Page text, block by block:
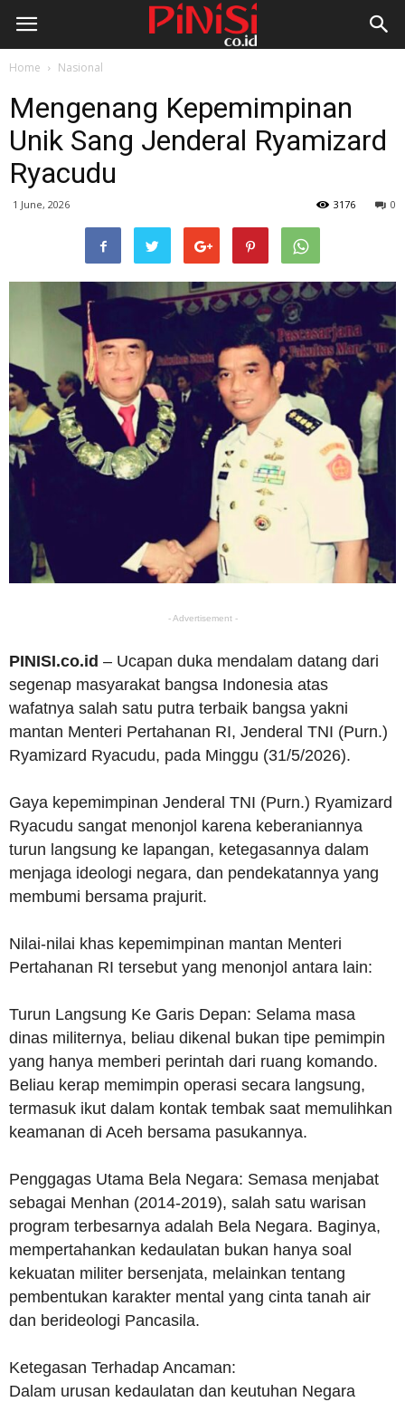
Home Nasional
Mengenang Kepemimpinan
Unik Sang Jenderal Ryamizard
Ryacudu
1 June, 2026 0
3176
- Advertisement -
PINISI.co.id – Ucapan duka mendalam datang dari
segenap masyarakat bangsa Indonesia atas
wafatnya salah satu putra terbaik bangsa yakni
mantan Menteri Pertahanan RI, Jenderal TNI (Purn.)
Ryamizard Ryacudu, pada Minggu (31/5/2026).
Gaya kepemimpinan Jenderal TNI (Purn.) Ryamizard
Ryacudu sangat menonjol karena keberaniannya
turun langsung ke lapangan, ketegasannya dalam
menjaga ideologi negara, dan pendekatannya yang
membumi bersama prajurit.
Nilai-nilai khas kepemimpinan mantan Menteri
Pertahanan RI tersebut yang menonjol antara lain:
Turun Langsung Ke Garis Depan: Selama masa
dinas militernya, beliau dikenal bukan tipe pemimpin
yang hanya memberi perintah dari ruang komando.
Beliau kerap memimpin operasi secara langsung,
termasuk ikut dalam kontak tembak saat memulihkan
keamanan di Aceh bersama pasukannya.
Penggagas Utama Bela Negara: Semasa menjabat
sebagai Menhan (2014-2019), salah satu warisan
program terbesarnya adalah Bela Negara. Baginya,
mempertahankan kedaulatan bukan hanya soal
kekuatan militer bersenjata, melainkan tentang
pembentukan karakter mental yang cinta tanah air
dan berideologi Pancasila.
Ketegasan Terhadap Ancaman:
Dalam urusan kedaulatan dan keutuhan Negara